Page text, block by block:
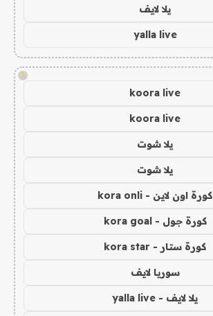
يلا لايف
yalla live
!
koora live
koora live
يلا شوت
يلا شوت
كورة اون لاين - kora onli
كورة جول - kora goal
كورة ستار - kora star
سوريا لايف
يلا لايف - yalla live